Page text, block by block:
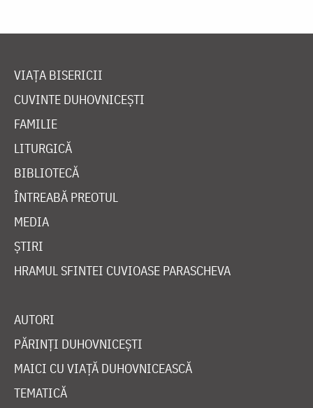
VIAȚA BISERICII
CUVINTE DUHOVNICEȘTI
FAMILIE
LITURGICĂ
BIBLIOTECĂ
ÎNTREABĂ PREOTUL
MEDIA
ȘTIRI
HRAMUL SFINTEI CUVIOASE PARASCHEVA
AUTORI
PĂRINȚI DUHOVNICEȘTI
MAICI CU VIAȚĂ DUHOVNICEASCĂ
TEMATICĂ